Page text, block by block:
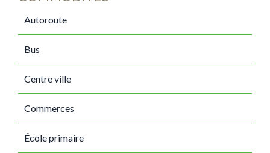
Autoroute
Bus
Centre ville
Commerces
École primaire